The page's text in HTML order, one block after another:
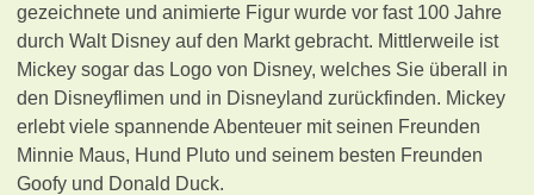
gezeichnete und animierte Figur wurde vor fast 100 Jahre
durch Walt Disney auf den Markt gebracht. Mittlerweile ist
Mickey sogar das Logo von Disney, welches Sie überall in
den Disneyflimen und in Disneyland zurückfinden. Mickey
erlebt viele spannende Abenteuer mit seinen Freunden
Minnie Maus, Hund Pluto und seinem besten Freunden
Goofy und Donald Duck.